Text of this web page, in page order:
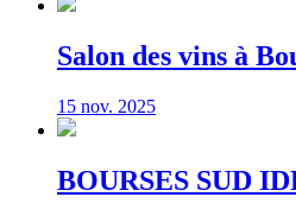
Salon des vins à
15 nov. 2025
BOURSES SUD